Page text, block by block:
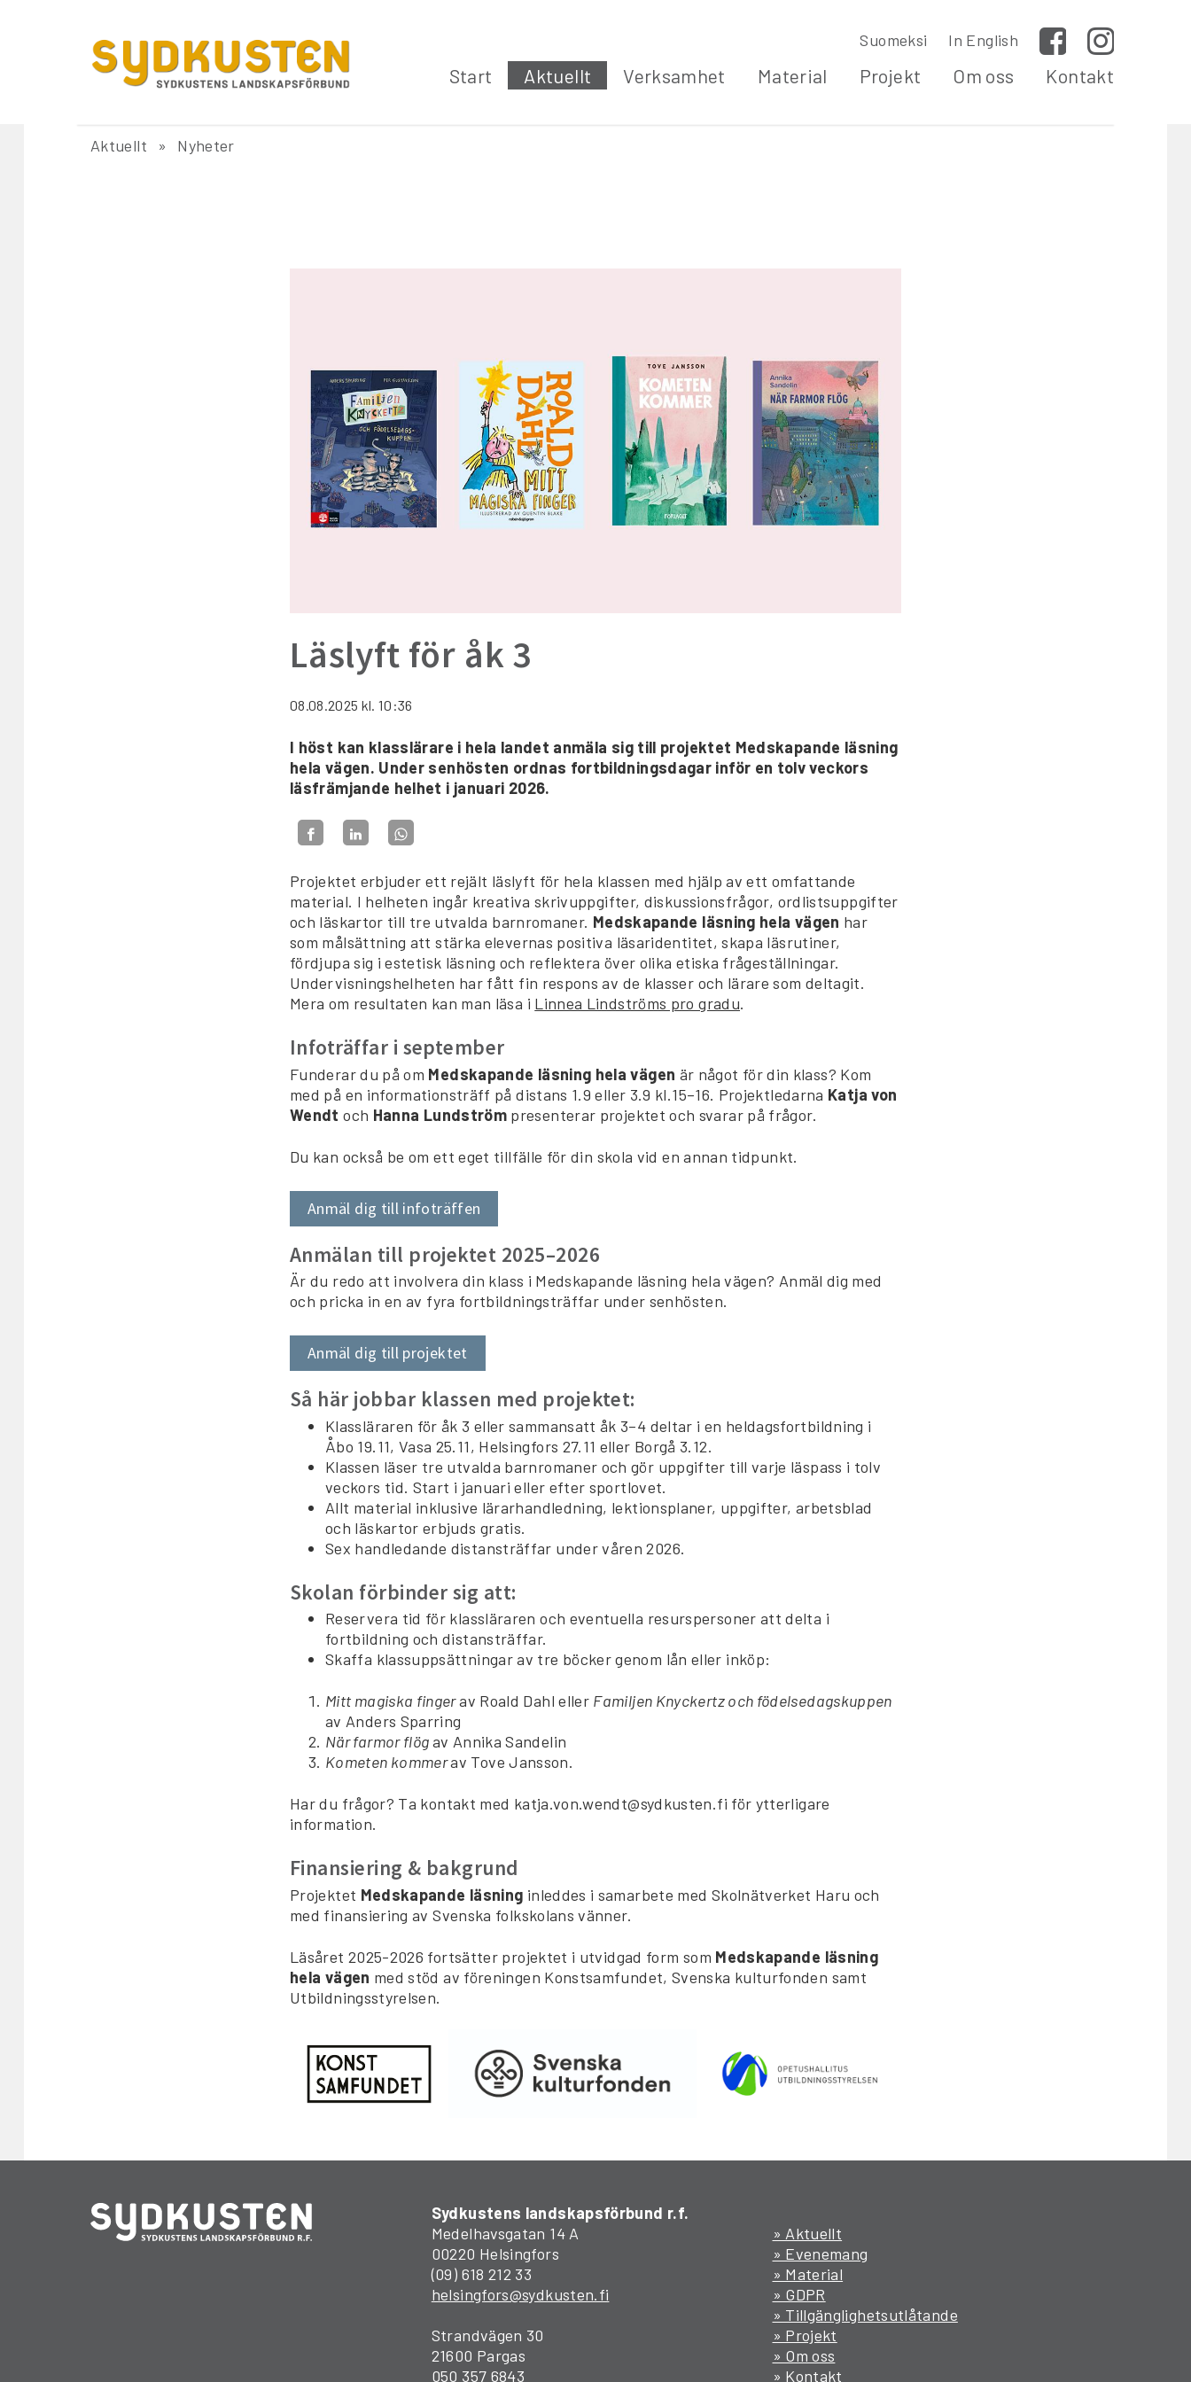
Suomeksi In English Facebook
Start Aktuellt Verksamhet Material Projekt Om oss Kontakt
Aktuellt Nyheter
Läslyft för åk 3
08.08.2025 kl. 10:36
I höst kan klasslärare i hela landet anmäla sig till projektet Medskapande läsning
hela vägen. Under senhösten ordnas fortbildningsdagar inför en tolv veckors
läsfrämjande helhet i januari 2026.
Projektet erbjuder ett rejält läslyft för hela klassen med hjälp av ett omfattande
material. I helheten ingår kreativa skrivuppgifter, diskussionsfrågor, ordlistsuppgifter
och läskartor till tre utvalda barnromaner. Medskapande läsning hela vägen har
som målsättning att stärka elevernas positiva läsaridentitet, skapa läsrutiner,
fördjupa sig i estetisk läsning och reflektera över olika etiska frågeställningar.
Undervisningshelheten har fått fin respons av de klasser och lärare som deltagit.
Mera om resultaten kan man läsa i Linnea Lindströms pro gradu.
Infoträffar i september
Funderar du på om Medskapande läsning hela vägen är något för din klass? Kom
med på en informationsträff på distans 1.9 eller 3.9 kl.15–16. Projektledarna Katja von
Wendtoch Hanna Lundström presenterar projektet och svarar på frågor.
Du kan också be om ett eget tillfälle för din skola vid en annan tidpunkt.
Anmäl dig till infoträffen
Anmälan till projektet 2025–2026
Är du redo att involvera din klass i Medskapande läsning hela vägen? Anmäl dig med
och pricka in en av fyra fortbildningsträffar under senhösten.
Anmäl dig till projektet
Så här jobbar klassen med projektet:
Klassläraren för åk 3 eller sammansatt åk 3–4 deltar i en heldagsfortbildning i
Åbo 19.11, Vasa 25.11, Helsingfors 27.11 eller Borgå 3.12.
Klassen läser tre utvalda barnromaner och gör uppgifter till varje läspass i tolv
veckors tid. Start i januari eller efter sportlovet.
Allt material inklusive lärarhandledning, lektionsplaner, uppgifter, arbetsblad
och läskartor erbjuds gratis.
Sex handledande distansträffar under våren 2026.
Skolan förbinder sig att:
Reservera tid för klassläraren och eventuella resurspersoner att delta i
fortbildning och distansträffar.
Skaffa klassuppsättningar av tre böcker genom lån eller inköp:
Mitt magiska fingerav Roald Dahl eller Familjen Knyckertz och födelsedagskuppen
av Anders Sparring
När farmor flögav Annika Sandelin
Kometen kommerav Tove Jansson.
Har du frågor? Ta kontakt med katja.von.wendt@sydkusten.fi för ytterligare
information.
Finansiering & bakgrund
Projektet Medskapande läsning inleddes i samarbete med Skolnätverket Haru och
med finansiering av Svenska folkskolans vänner.
Läsåret 2025-2026 fortsätter projektet i utvidgad form som Medskapande läsning
hela vägen med stöd av föreningen Konstsamfundet, Svenska kulturfonden samt
Utbildningsstyrelsen.
Sydkustens landskapsförbund r.f.
Medelhavsgatan 14 A
00220 Helsingfors
(09) 618 212 33
helsingfors@sydkusten.fi
Strandvägen 30
21600 Pargas
050 357 6843
» Aktuellt
» Evenemang
» Material
» GDPR
» Tillgänglighetsutlåtande
» Projekt
» Om oss
» Kontakt